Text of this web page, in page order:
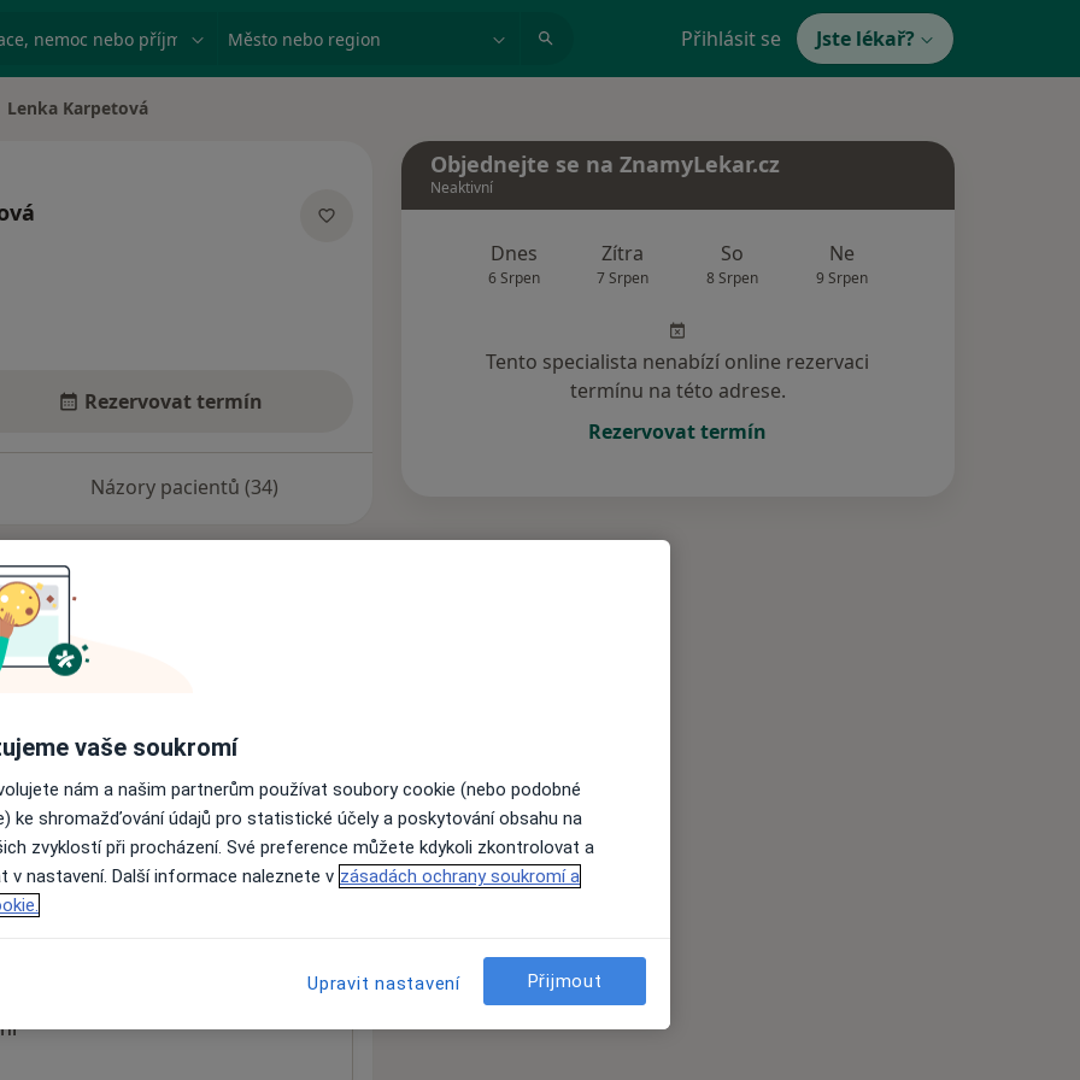
nemoc nebo příjmení Město nebo region Přihlásit se Jste lékař?
města
Lenka Karpetová
Rezervovat termín
Názory pacientů (34)
nejsou k dispozici
informace o svých službách.
Objednejte se na ZnamyLekar.cz
Neaktivní
Dnes
6 Srpen
Zítra
7 Srpen
So
8 Srpen
Ne
9 Srpen
Tento specialista nenabízí online rezervaci
termínu na této adrese.
Rezervovat termín
vaše soukromí
nám a našim partnerům používat soubory cookie (nebo podobné
ke shromažďování údajů pro statistické účely a poskytování obsahu na
zvyklostí při procházení. Své preference můžete kdykoli zkontrolovat a
v nastavení. Další informace naleznete v zásadách ochrany soukromí a
Upravit nastavení Přijmout